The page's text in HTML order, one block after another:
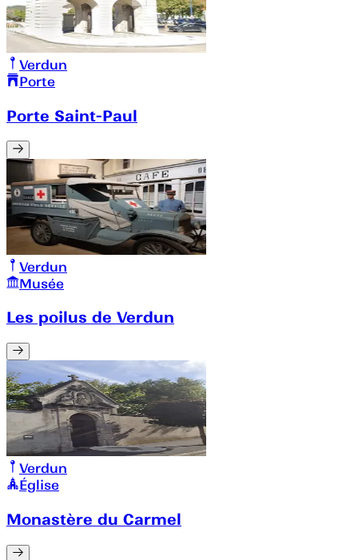
Verdun
Porte
Porte Saint-Paul
Verdun
Musée
Les poilus de Verdun
Verdun
Église
Monastère du Carmel